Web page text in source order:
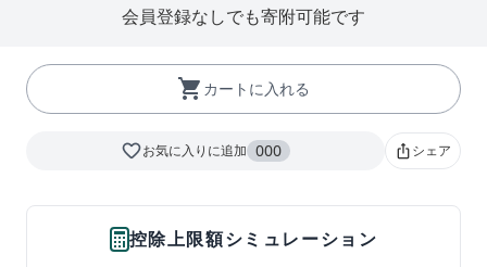
会員登録なしでも寄附可能です
shopping_cart カートに入れる
favorite_borderお気に入りに追加 000 ios_shareシェア
控除上限額シミュレーション